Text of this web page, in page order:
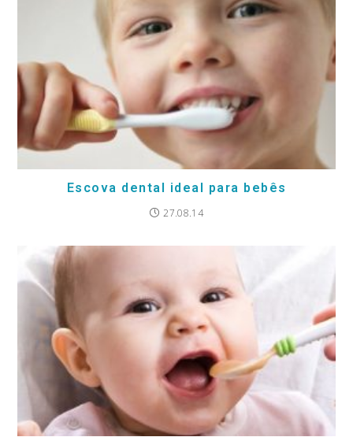
Escova dental ideal para bebês
27.08.14